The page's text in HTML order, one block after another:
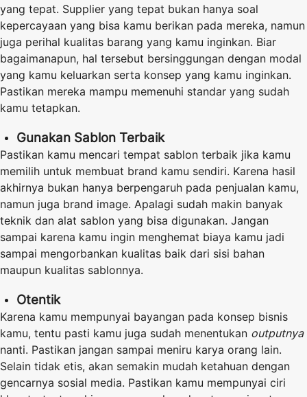
yang tepat. Supplier yang tepat bukan hanya soal
kepercayaan yang bisa kamu berikan pada mereka, namun
juga perihal kualitas barang yang kamu inginkan. Biar
bagaimanapun, hal tersebut bersinggungan dengan modal
yang kamu keluarkan serta konsep yang kamu inginkan.
Pastikan mereka mampu memenuhi standar yang sudah
kamu tetapkan.
Gunakan Sablon Terbaik
Pastikan kamu mencari tempat sablon terbaik jika kamu
memilih untuk membuat brand kamu sendiri. Karena hasil
akhirnya bukan hanya berpengaruh pada penjualan kamu,
namun juga brand image. Apalagi sudah makin banyak
teknik dan alat sablon yang bisa digunakan. Jangan
sampai karena kamu ingin menghemat biaya kamu jadi
sampai mengorbankan kualitas baik dari sisi bahan
maupun kualitas sablonnya.
Otentik
Karena kamu mempunyai bayangan pada konsep bisnis
kamu, tentu pasti kamu juga sudah menentukan outputnya
nanti. Pastikan jangan sampai meniru karya orang lain.
Selain tidak etis, akan semakin mudah ketahuan dengan
gencarnya sosial media. Pastikan kamu mempunyai ciri